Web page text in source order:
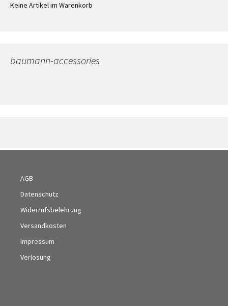
Keine Artikel im Warenkorb
baumann-accessories
AGB
Datenschutz
Widerrufsbelehrung
Versandkosten
Impressum
Verlosung